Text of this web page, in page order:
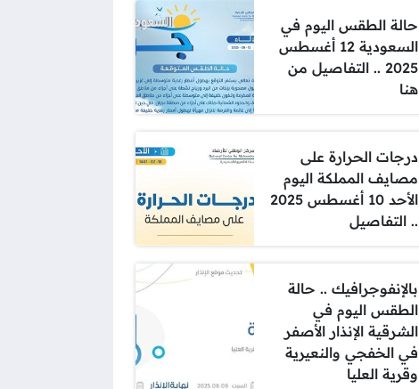
حالة الطقس اليوم في
السعودية 12 أغسطس
2025 .. التفاصيل من
هنا
درجات الحرارة على
مصايف المملكة اليوم
الأحد 10 أغسطس 2025
.. التفاصيل
بالإنفوجرافيك .. حالة
الطقس اليوم في
الشرقية الإنذار الأصفر
في الخفجي والنعيرية
وقرية العليا